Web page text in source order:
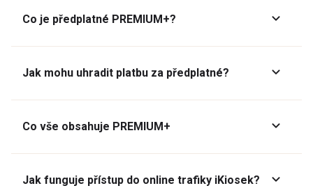
Co je předplatné PREMIUM+?
Jak mohu uhradit platbu za předplatné?
Co vše obsahuje PREMIUM+
Jak funguje přístup do online trafiky iKiosek?